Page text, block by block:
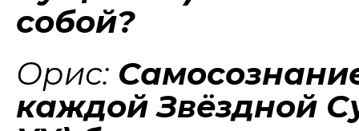
собой?
Орис:
каждой Звёздной